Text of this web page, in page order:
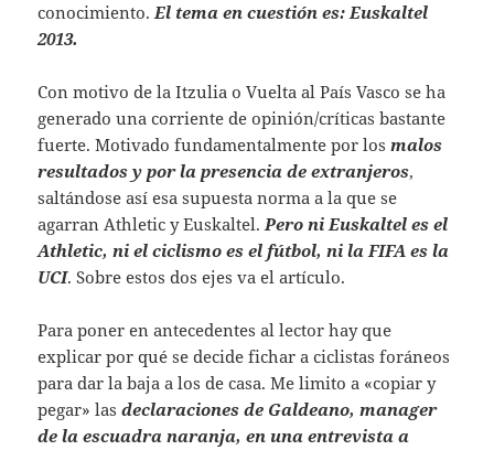
conocimiento.El tema en cuestión es: Euskaltel
2013.
Con motivo de la Itzulia o Vuelta al Paí­s Vasco se ha
generado una corriente de opinión/críticas bastante
fuerte. Motivado fundamentalmente por los malos
resultados y por la presencia de extranjeros,
saltándose así esa supuesta norma a la que se
agarran Athletic y Euskaltel.Pero ni Euskaltel es el
Athletic, ni el ciclismo es el fútbol, ni la FIFA es la
UCI. Sobre estos dos ejes va el artículo.
Para poner en antecedentes al lector hay que
explicar por qué se decide fichar a ciclistas foráneos
para dar la baja a los de casa. Me limito a «copiar y
pegar» lasdeclaraciones de Galdeano, manager
de la escuadra naranja, en una entrevista a